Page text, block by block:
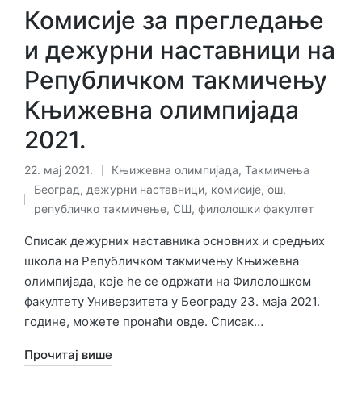
Комисије за прегледање
и дежурни наставници на
Републичком такмичењу
Књижевна олимпијада
2021.
22. мај 2021.
Објављено
у
Књижевна олимпијада, Такмичења
Ознаке:
Београд, дежурни наставници, комисије, ош,
републичко такмичење, СШ, филолошки факултет
Списак дежурних наставника основних и средњих
школа на Републичком такмичењу Књижевна
олимпијада, које ће се одржати на Филолошком
факултету Универзитета у Београду 23. маја 2021.
године, можете пронаћи овде. Списак…
Прочитај више